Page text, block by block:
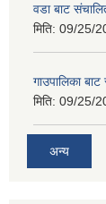
वडा बाट
मिति: 09/25/
गाउपालिका
मिति: 09/25/
अन्य